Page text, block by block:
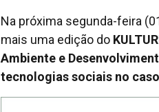
Na próxima segunda-feira
mais uma edição do
Ambiente e
tecnologias sociais no